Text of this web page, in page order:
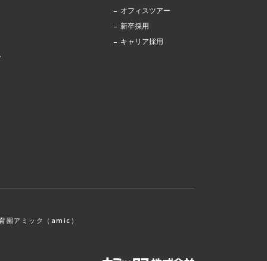
オフィスツアー
新卒採用
キャリア採用
園アミック（amic）